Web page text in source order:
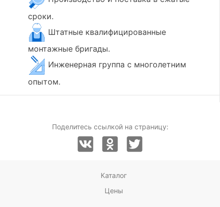
сроки.
Штатные квалифицированные
монтажные бригады.
Инженерная группа с многолетним
опытом.
Поделитесь ссылкой на страницу:
Каталог
Цены